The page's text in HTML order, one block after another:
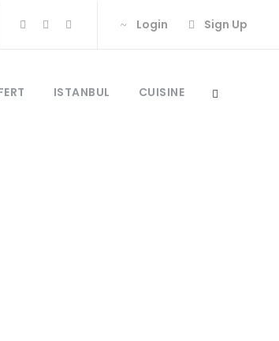
Login Sign Up
ISTANBUL CUISINE